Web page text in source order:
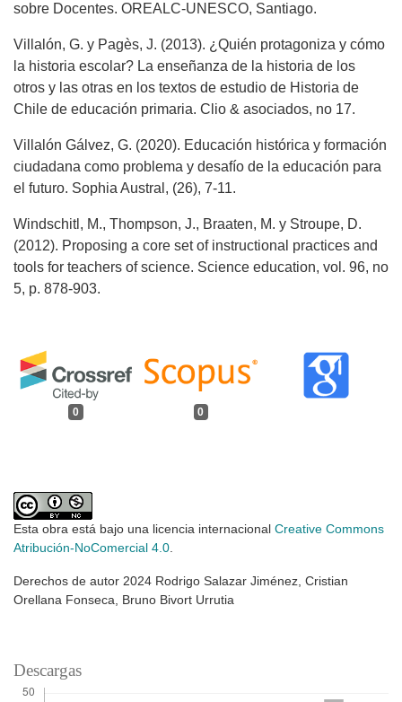
0 0
sobre Docentes. OREALC-UNESCO, Santiago.
Villalón, G. y Pagès, J. (2013). ¿Quién protagoniza y cómo
la historia escolar? La enseñanza de la historia de los
otros y las otras en los textos de estudio de Historia de
Chile de educación primaria. Clio & asociados, no 17.
Villalón Gálvez, G. (2020). Educación histórica y formación
ciudadana como problema y desafío de la educación para
el futuro. Sophia Austral, (26), 7-11.
Windschitl, M., Thompson, J., Braaten, M. y Stroupe, D.
(2012). Proposing a core set of instructional practices and
tools for teachers of science. Science education, vol. 96, no
5, p. 878-903.
Esta obra está bajo una licencia internacional Creative Commons
Atribución-NoComercial 4.0
Derechos de autor 2024 Rodrigo Salazar Jiménez, Cristian
Orellana Fonseca, Bruno Bivort Urrutia
Descargas